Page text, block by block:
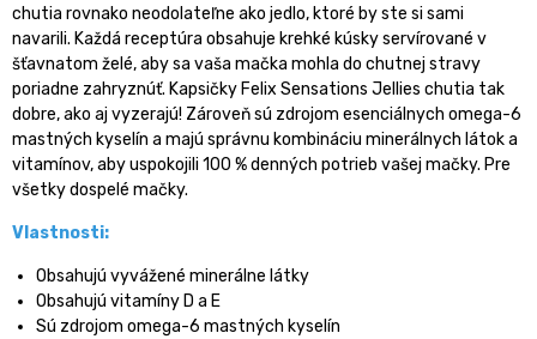
chutia rovnako neodolateľne ako jedlo, ktoré by ste si sami
navarili. Každá receptúra obsahuje krehké kúsky servírované v
šťavnatom želé, aby sa vaša mačka mohla do chutnej stravy
poriadne zahryznúť. Kapsičky Felix Sensations Jellies chutia tak
dobre, ako aj vyzerajú! Zároveň sú zdrojom esenciálnych omega-6
mastných kyselín a majú správnu kombináciu minerálnych látok a
vitamínov, aby uspokojili 100 % denných potrieb vašej mačky. Pre
všetky dospelé mačky.
Vlastnosti:
Obsahujú vyvážené minerálne látky
Obsahujú vitamíny D a E
Sú zdrojom omega-6 mastných kyselín